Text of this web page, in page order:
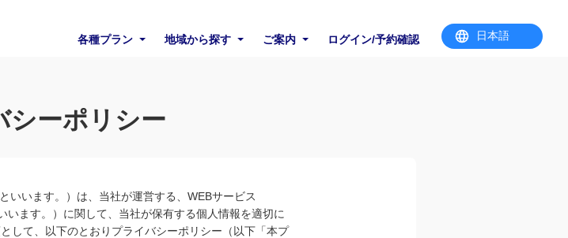
各種プラン 地域から探す ご案内 ログイン/予約確認
シーポリシー
いいます。）は、当社が運営する、WEBサービス
います。）に関して、当社が保有する個⼈情報を適切に
して、以下のとおりプライバシーポリシー（以下「本プ